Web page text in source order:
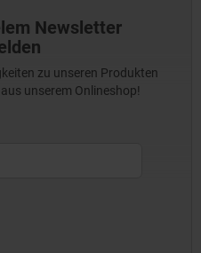
Newsletter
zu unseren Produkten
unserem Onlineshop!